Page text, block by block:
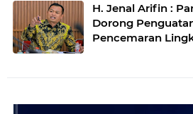
H. Jenal Arifin :
Dorong
Pencemaran